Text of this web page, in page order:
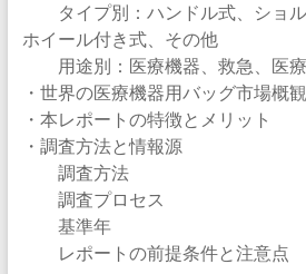
タイプ別：ハンドル式、ショル
ホイール付き式、その他
用途別：医療機器、救急、医
・世界の医療機器用バッグ市場概観
・本レポートの特徴とメリット
・調査方法と情報源
調査方法
調査プロセス
基準年
レポートの前提条件と注意点